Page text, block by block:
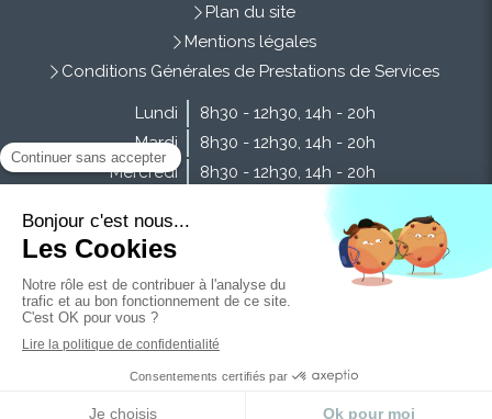
Plan du site
Mentions légales
Conditions Générales de Prestations de Services
Lundi 8h30 - 12h30 14h - 20h
Mardi
8h30 - 12h30 14h - 20h
Mercredi
8h30 - 12h30 14h - 20h
Vendredi
14h - 20h
Samedi
Dimanche
Fermé
Création et référencement du site par Simplébo
Site partenaire de Caducee.net